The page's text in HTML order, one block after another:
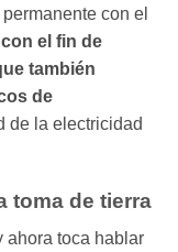
con el
con el fin de
también
de
de la electricidad
toma de tierra
ahora toca hablar